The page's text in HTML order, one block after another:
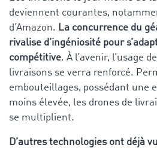
deviennent courantes,
d’Amazon. La concurrence du
rivalise d’ingéniosité pour
compétitive. À l’avenir, l’usage
livraisons se verra renforcé.
embouteillages, possédant une
moins élevée, les drones de
se multiplient.
D’autres technologies ont déjà